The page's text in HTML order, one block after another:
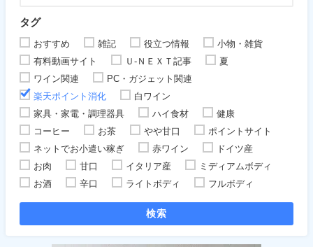
タグ
おすすめ 雑記 役立つ情報
小物・雑貨
有料動画サイト
Ｕ-ＮＥＸＴ記事
夏
ワイン関連
PC・ガジェット関連
楽天ポイント消化
白ワイン
家具・家電・調理器具
ハイ食材
健康
コーヒー
お茶 やや甘口
ポイントサイト
ネットでお小遣い稼ぎ
赤ワイン
ドイツ産
お肉
甘口 イタリア産
ミディアムボディ
お酒
辛口 ライトボディ フルボディ
検索